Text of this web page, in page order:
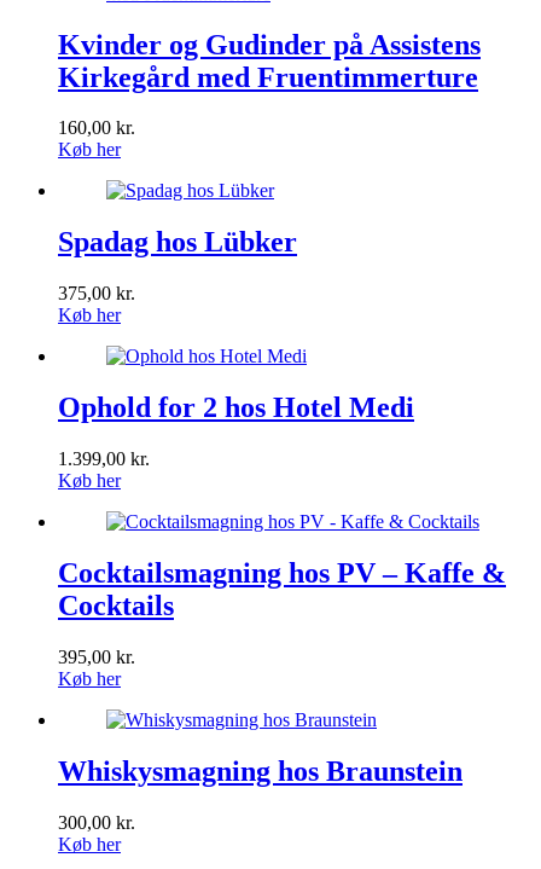
Kvinder og Gudinder på Assistens
Kirkegård med Fruentimmerture
160,00 kr.
Køb her
Spadag hos Lübker
375,00 kr.
Køb her
Ophold for 2 hos Hotel Medi
1.399,00 kr.
Køb her
Cocktailsmagning hos PV – Kaffe &
Cocktails
395,00 kr.
Køb her
Whiskysmagning hos Braunstein
300,00 kr.
Køb her